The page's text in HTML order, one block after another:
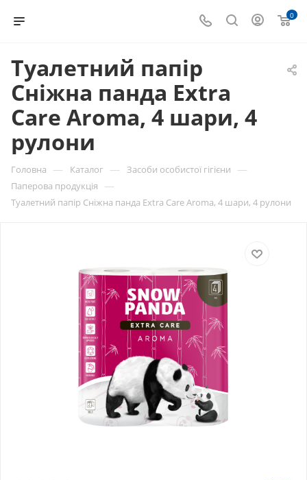
0
Туалетний папір
Сніжна панда Extra
Care Aroma, 4 шари, 4
рулони
Головна — Каталог — Засоби особистої гігієни —
Паперова продукція —
Туалетний папір Сніжна панда Extra Care Aroma, 4 шари, 4 рулони